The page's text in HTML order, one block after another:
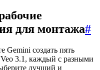
для монтажа#
Gemini создать пять
3.1, каждый с разными
лучший и